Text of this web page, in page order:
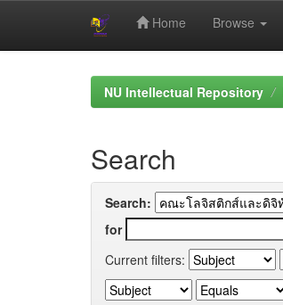
Home Browse
NU Intellectual Repository
Search
Search:
for
Current filters: